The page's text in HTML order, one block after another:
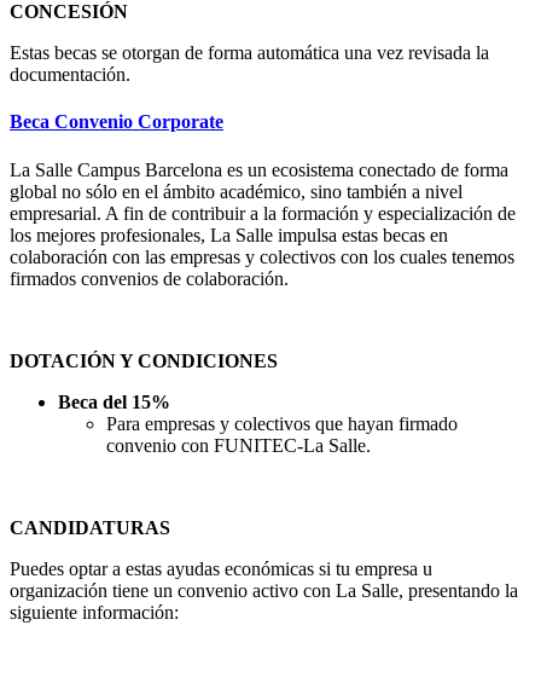
CONCESIÓN
Estas becas se otorgan de forma automática una vez revisada la
documentación.
Beca Convenio Corporate
La Salle Campus Barcelona es un ecosistema conectado de forma
global no sólo en el ámbito académico, sino también a nivel
empresarial. A fin de contribuir a la formación y especialización de
los mejores profesionales, La Salle impulsa estas becas en
colaboración con las empresas y colectivos con los cuales tenemos
firmados convenios de colaboración.
DOTACIÓN Y CONDICIONES
Beca del 15%
Para empresas y colectivos que hayan firmado
convenio con FUNITEC-La Salle.
CANDIDATURAS
Puedes optar a estas ayudas económicas si tu empresa u
organización tiene un convenio activo con La Salle, presentando la
siguiente información: